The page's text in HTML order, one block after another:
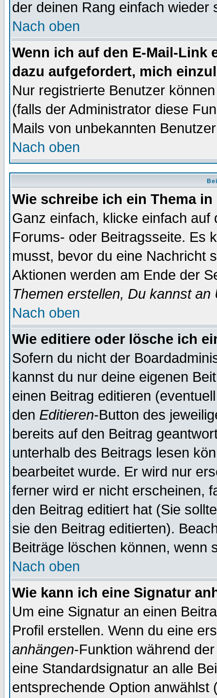
der deinen Rang einfach wieder
Nach oben
Wenn ich auf den E-Mail-Link
dazu aufgefordert, mich
Nur registrierte Benutzer
(falls der Administrator diese
Mails von unbekannten
Nach oben
Wie schreibe ich ein Thema
Ganz einfach, klicke einfach
Forums- oder Beitragsseite. Es
musst, bevor du eine Nachricht
Aktionen werden am Ende der
Themen erstellen, Du kannst
Nach oben
Wie editiere oder lösche ich
Sofern du nicht der
kannst du nur deine eigenen
einen Beitrag editieren
den Editieren-Button des
bereits auf den Beitrag
unterhalb des Beitrags lesen
bearbeitet wurde. Er wird nur
ferner wird er nicht erscheinen,
den Beitrag editiert hat (Sie
sie den Beitrag editierten).
Beiträge löschen können, wenn
Nach oben
Wie kann ich eine Signatur
Um eine Signatur an einen
Profil erstellen. Wenn du eine
anhängen-Funktion während
eine Standardsignatur an alle
entsprechende Option anwählst